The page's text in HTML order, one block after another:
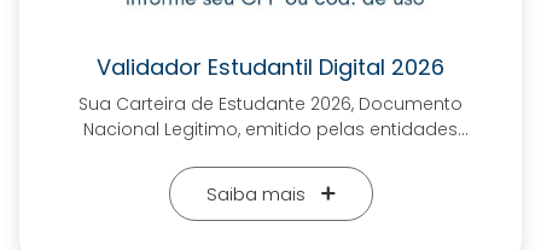
ID Jurídico
ID Jus Assessoria Jurídica para os Estudantes é a
área das Instituições Estudantis, de suporte aos
dos mesmos, bem como apoio jurídico aos
Estudantes e aos país dos Estudantes. Área que
Saiba mais